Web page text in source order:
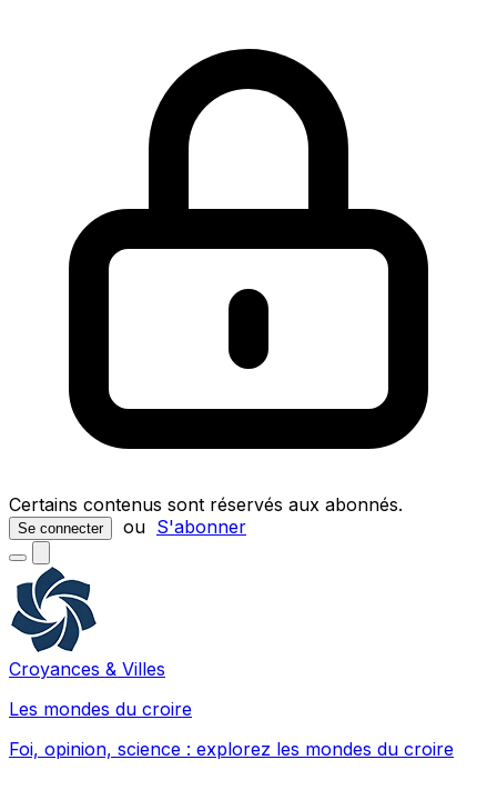
Certains contenus sont réservés aux abonnés.
Se connecter ou S'abonner
Croyances & Villes
Les mondes du croire
Foi, opinion, science : explorez les mondes du croire